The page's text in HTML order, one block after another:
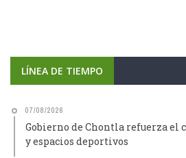
LÍNEA DE TIEMPO
07/08/2026
Gobierno de Chontla refuerza el
y espacios deportivos